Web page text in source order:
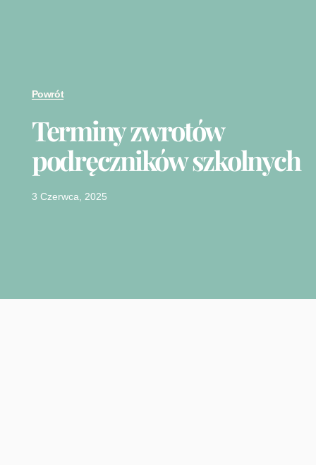
Powrót
Terminy zwrotów
podręczników szkolnych
3 Czerwca, 2025